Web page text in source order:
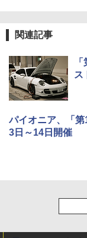
関連記事
ス
パイオニア、「
3日～14日開催